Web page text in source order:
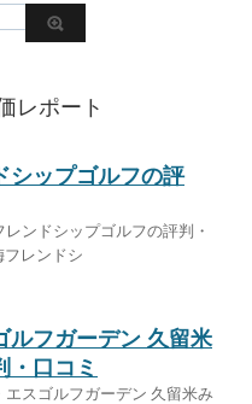
レポート
シップゴルフの評
ンドシップゴルフの評判・
フレンドシ
ルフガーデン 久留米
・口コミ
エスゴルフガーデン 久留米み